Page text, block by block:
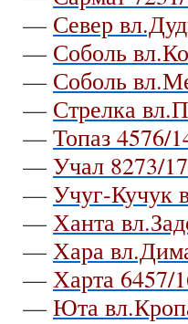
— Север
— Соболь
— Соболь
— Стрелка
— Топаз 4576/
— Учал 8273/
— Учуг-Кучук
— Ханта
— Хара
— Харта
— Юта